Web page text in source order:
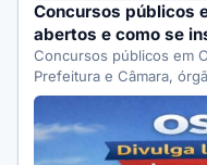
Concursos públicos
abertos e como se
Concursos públicos em
Prefeitura e Câmara,